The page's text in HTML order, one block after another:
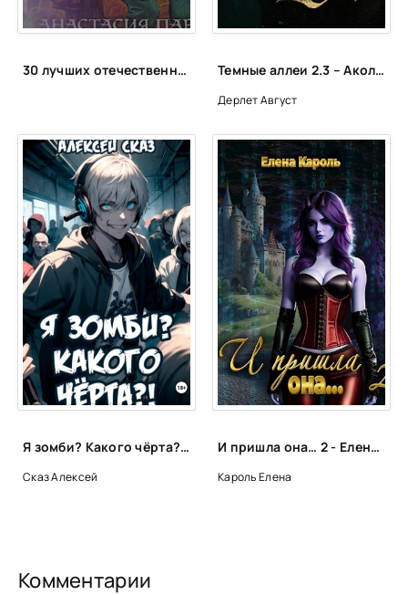
30 лучших отечественных фэнтези циклов Темные аллеи 2.3 – Аколиты и Ктулху. Нелавкрафтовские мифы
Дерлет Август
Я зомби? Какого чёрта?! - Алексей Сказ
Сказ Алексей
И пришла она… 2 - Елена Кароль
Кароль Елена
Комментарии